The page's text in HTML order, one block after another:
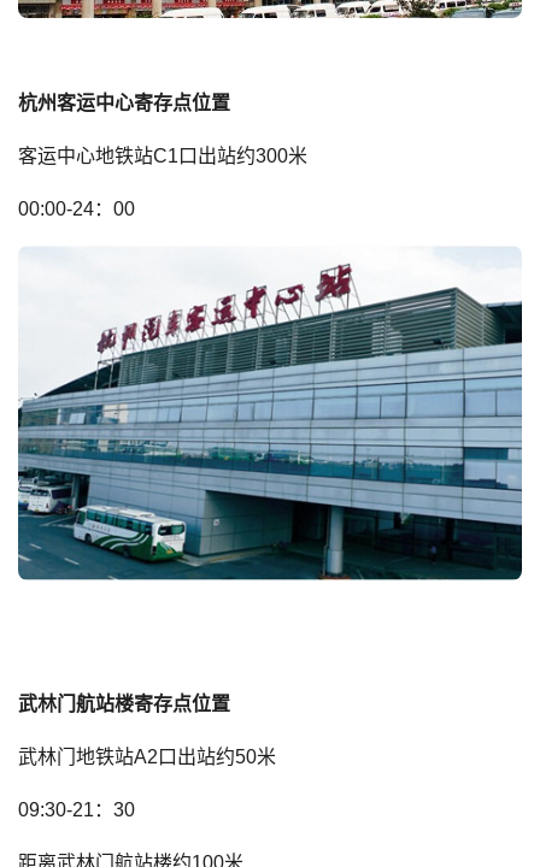
杭州客运中心寄存点位置
客运中心地铁站C1口出站约300米
00:00-24：00
武林门航站楼寄存点位置
武林门地铁站A2口出站约50米
09:30-21：30